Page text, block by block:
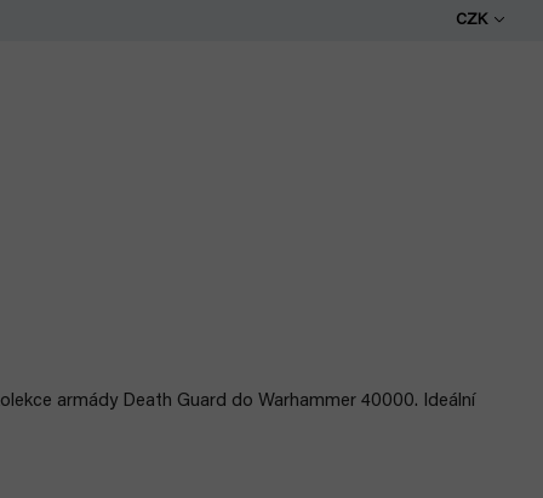
CZK
armády Death Guard do Warhammer 40000. Ideální